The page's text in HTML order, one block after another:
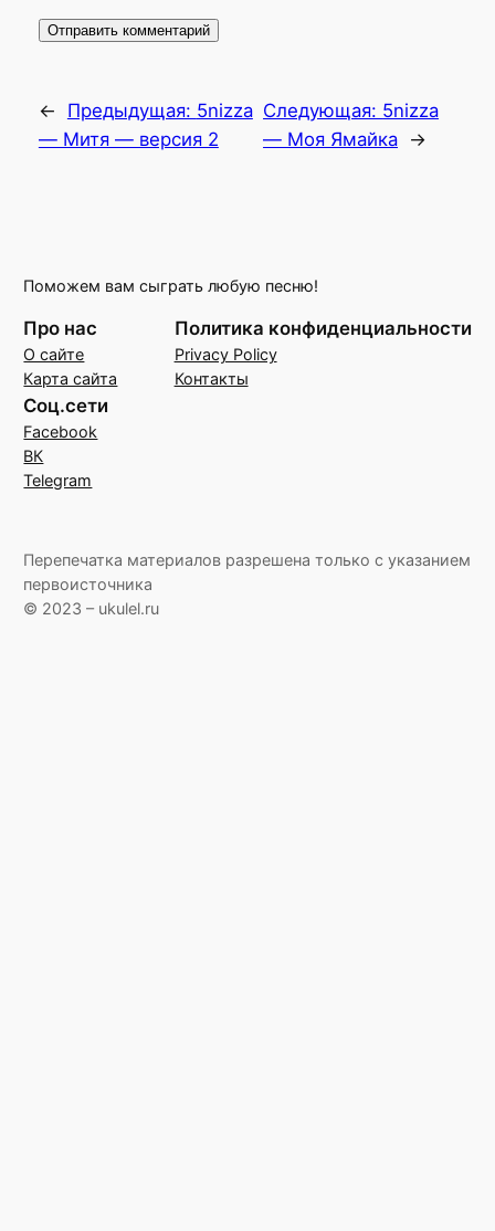
← Предыдущая: 5nizza
— Митя — версия 2
Следующая: 5nizza
— Моя Ямайка →
Поможем вам сыграть любую песню!
Про нас
О сайте
Карта сайта
Политика конфиденциальности
Privacy Policy
Контакты
Соц.сети
Facebook
ВК
Telegram
Перепечатка материалов разрешена только с указанием
первоисточника
© 2023 – ukulel.ru